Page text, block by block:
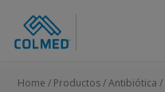
Home / Productos/Antibiótica /